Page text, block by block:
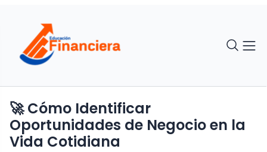
🚀 Cómo Identificar
Oportunidades de Negocio en la
Vida Cotidiana